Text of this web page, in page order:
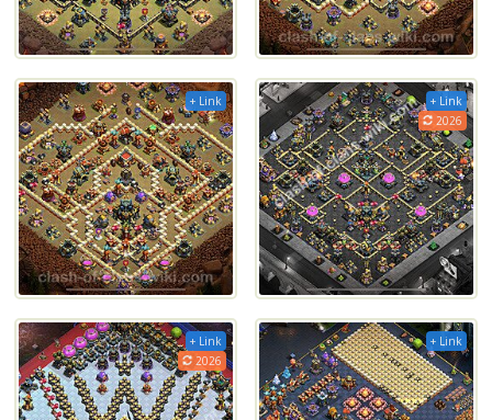
+ Link
+ Link
2026
+ Link
2026
+ Link